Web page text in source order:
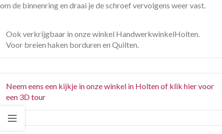
om de binnenring en draai je de schroef vervolgens weer vast.
Ook verkrijgbaar in onze winkel HandwerkwinkelHolten.
Voor breien haken borduren en Quilten.
Neem eens een kijkje in onze winkel in Holten of klik hier voor
een 3D tour